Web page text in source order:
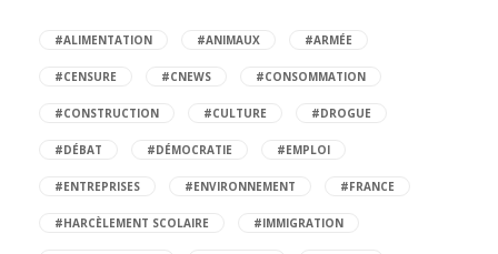
#ALIMENTATION #ANIMAUX #ARMÉE
#CENSURE #CNEWS #CONSOMMATION
#CONSTRUCTION #CULTURE #DROGUE
#DÉBAT #DÉMOCRATIE #EMPLOI
#ENTREPRISES #ENVIRONNEMENT #FRANCE
#HARCÈLEMENT SCOLAIRE #IMMIGRATION